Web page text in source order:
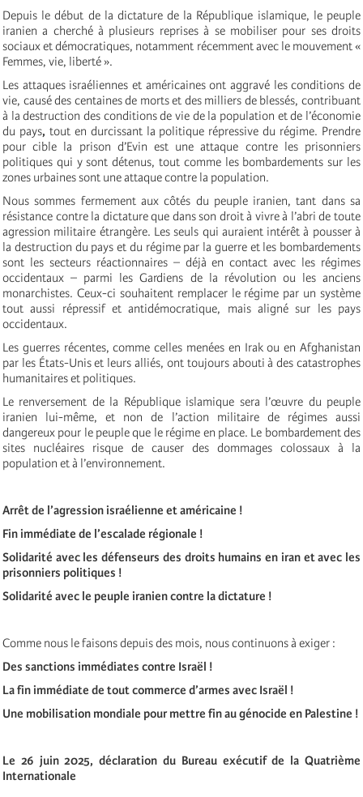
Depuis le début de la dictature de la République islamique, le peuple
iranien a cherché à plusieurs reprises à se mobiliser pour ses droits
sociaux et démocratiques, notamment récemment avec le mouvement «
Femmes, vie, liberté ».
Les attaques israéliennes et américaines ont aggravé les conditions de
vie, causé des centaines de morts et des milliers de blessés, contribuant
à la destruction des conditions de vie de la population et de l’économie
du pays, tout en durcissant la politique répressive du régime. Prendre
pour cible la prison d’Evin est une attaque contre les prisonniers
politiques qui y sont détenus, tout comme les bombardements sur les
zones urbaines sont une attaque contre la population.
Nous sommes fermement aux côtés du peuple iranien, tant dans sa
résistance contre la dictature que dans son droit à vivre à l’abri de toute
agression militaire étrangère. Les seuls qui auraient intérêt à pousser à
la destruction du pays et du régime par la guerre et les bombardements
sont les secteurs réactionnaires – déjà en contact avec les régimes
occidentaux – parmi les Gardiens de la révolution ou les anciens
monarchistes. Ceux-ci souhaitent remplacer le régime par un système
tout aussi répressif et antidémocratique, mais aligné sur les pays
occidentaux.
Les guerres récentes, comme celles menées en Irak ou en Afghanistan
par les États-Unis et leurs alliés, ont toujours abouti à des catastrophes
humanitaires et politiques.
Le renversement de la République islamique sera l’œuvre du peuple
iranien lui-même, et non de l’action militaire de régimes aussi
dangereux pour le peuple que le régime en place. Le bombardement des
sites nucléaires risque de causer des dommages colossaux à la
population et à l’environnement.
Arrêt de l’agression israélienne et américaine !
Fin immédiate de l’escalade régionale !
Solidarité avec les défenseurs des droits humains en iran et avec les
prisonniers politiques !
Solidarité avec le peuple iranien contre la dictature !
Comme nous le faisons depuis des mois, nous continuons à exiger :
Des sanctions immédiates contre Israël !
La fin immédiate de tout commerce d’armes avec Israël !
Une mobilisation mondiale pour mettre fin au génocide en Palestine !
Le 26 juin 2025, déclaration du Bureau exécutif de la Quatrième
Internationale